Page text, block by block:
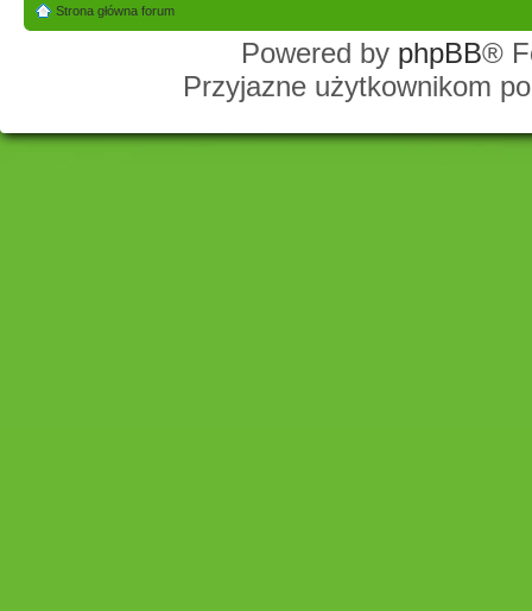
Strona główna forum
Powered by phpBB®
Przyjazne użytkownikom